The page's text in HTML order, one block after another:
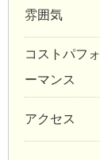
雰囲気
コストパフォ
ーマンス
アクセス